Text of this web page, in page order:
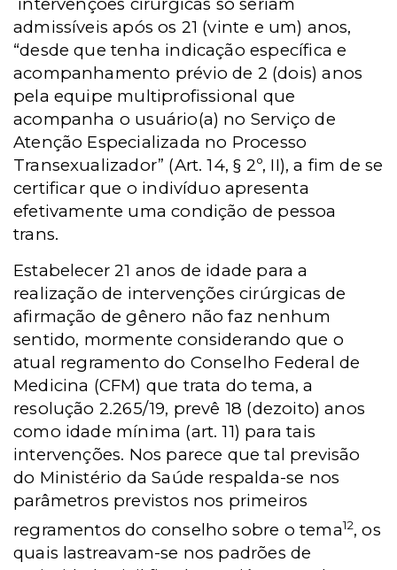
intervenções cirúrgicas só seriam
admissíveis após os 21 (vinte e um) anos,
“desde que tenha indicação específica e
acompanhamento prévio de 2 (dois) anos
pela equipe multiprofissional que
acompanha o usuário(a) no Serviço de
Atenção Especializada no Processo
Transexualizador” (Art. 14, § 2º, II), a fim de se
certificar que o indivíduo apresenta
efetivamente uma condição de pessoa
trans.
Estabelecer 21 anos de idade para a
realização de intervenções cirúrgicas de
afirmação de gênero não faz nenhum
sentido, mormente considerando que o
atual regramento do Conselho Federal de
Medicina (CFM) que trata do tema, a
resolução 2.265/19, prevê 18 (dezoito) anos
como idade mínima (art. 11) para tais
intervenções. Nos parece que tal previsão
do Ministério da Saúde respalda-se nos
parâmetros previstos nos primeiros
regramentos do conselho sobre o tema12, os
quais lastreavam-se nos padrões de